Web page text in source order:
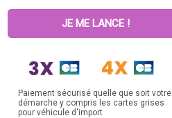
JE ME LANCE !
Paiement sécurisé quelle que soit votre
démarche y compris les cartes grises
pour véhicule d'import